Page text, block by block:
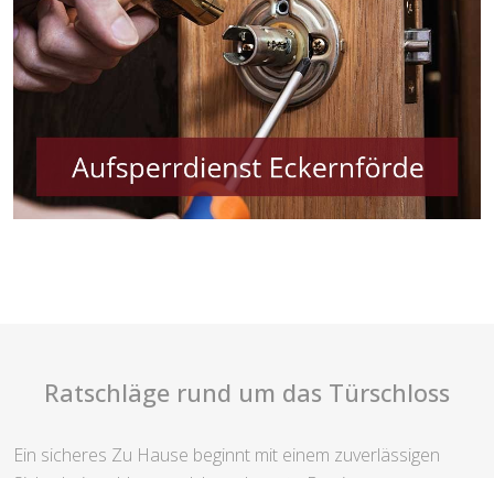
Ratschläge rund um das Türschloss
Ein sicheres Zu Hause beginnt mit einem zuverlässigen